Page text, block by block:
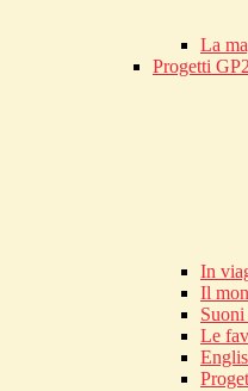
La
Progetti GP2
In
Il
Suoni
Le